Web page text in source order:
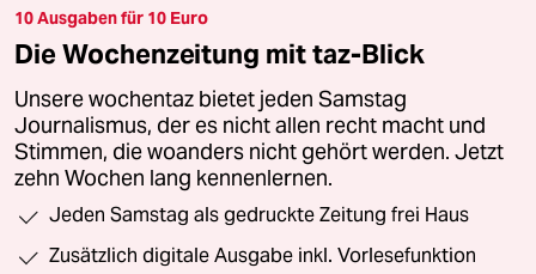
10 Ausgaben für 10 Euro
Die Wochenzeitung mit taz-Blick
Unsere wochentaz bietet jeden Samstag
Journalismus, der es nicht allen recht macht und
Stimmen, die woanders nicht gehört werden. Jetzt
zehn Wochen lang kennenlernen.
Jeden Samstag als gedruckte Zeitung frei Haus
Zusätzlich digitale Ausgabe inkl. Vorlesefunktion